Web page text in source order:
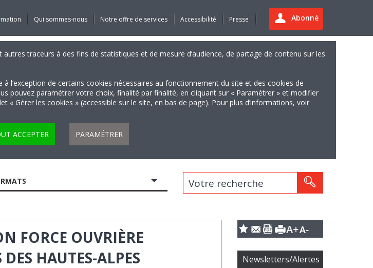
Abonné
Qui sommes-nous Notre offre de services Accessibilité Presse
traceurs à des fins de statistiques et de mesure d’audience, de partage de contenu sur les
l’exception de certains cookies nécessaires au fonctionnement du site et des cookies de
pouvez paramétrer votre choix, finalité par finalité, en cliquant sur « Paramétrer » et modifier
Gérer les cookies » (accessible sur le site, en bas de page). Pour plus d’informations, voir
ACCEPTER PARAMÉTRER
Votre recherche
FORCE OUVRIÈRE
HAUTES-ALPES
Newsletters/Alertes